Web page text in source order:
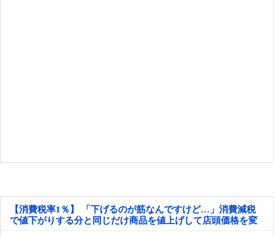
【消費税率1％】 「下げるのが筋なんですけど…」消費減税
で値下がりする分と同じだけ商品を値上げして店頭価格を変
えない店も